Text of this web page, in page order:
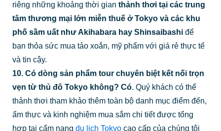
riêng những khoảng thời gian thảnh thơi tại các trung
tâm thương mại lớn miễn thuế ở Tokyo và các khu
phố sầm uất như Akihabara hay Shinsaibashiđể
bạn thỏa sức mua tảo xoắn, mỹ phẩm với giá rẻ thực tế
và tin cậy.
10. Có dòng sản phẩm tour chuyên biệt kết nối trọn
vẹn từ thủ đô Tokyo không? Có. Quý khách có thể
thảnh thơi tham khảo thêm toàn bộ danh mục điểm đến,
ẩm thực và kinh nghiệm mua sắm chi tiết được tổng
hợp tại cẩm nang du lịch Tokyocao cấp của chúng tôi